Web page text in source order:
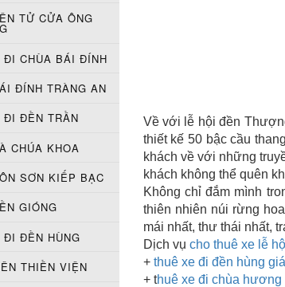
TỬ CỬA ÔNG
ĐI CHÙA BÁI ĐÍNH
ĐÍNH TRÀNG AN
ĐI ĐỀN TRẦN
CHÚA KHOA
SƠN KIẾP BẠC
GIÓNG
ĐI ĐỀN HÙNG
THIỀN VIỆN
Về với lễ hội đền
thiết kế 50 bậc cầu
khách về với những
khách không thể quên
Không chỉ đắm mình
thiên nhiên núi rừng
mái nhất, thư thái nhất,
Dịch vụ cho thuê xe lễ
+ thuê xe đi đền hùng
+ thuê xe đi chùa hương